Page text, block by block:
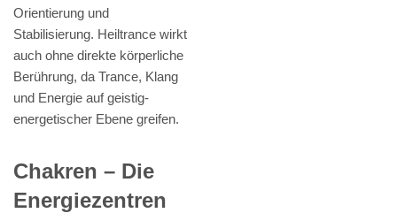
Orientierung und
Stabilisierung. Heiltrance wirkt
auch ohne direkte körperliche
Berührung, da Trance, Klang
und Energie auf geistig-
energetischer Ebene greifen.
Chakren – Die
Energiezentren